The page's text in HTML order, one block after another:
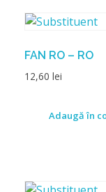
FAN RO – RO
12,60 lei
Adaugă în